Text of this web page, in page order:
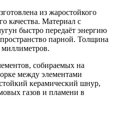
из жаростойкого
качества. Материал с
быстро передаёт энергию
парной. Толщина
миллиметров.
собираемых на
между элементами
керамический шнур,
газов и пламени в